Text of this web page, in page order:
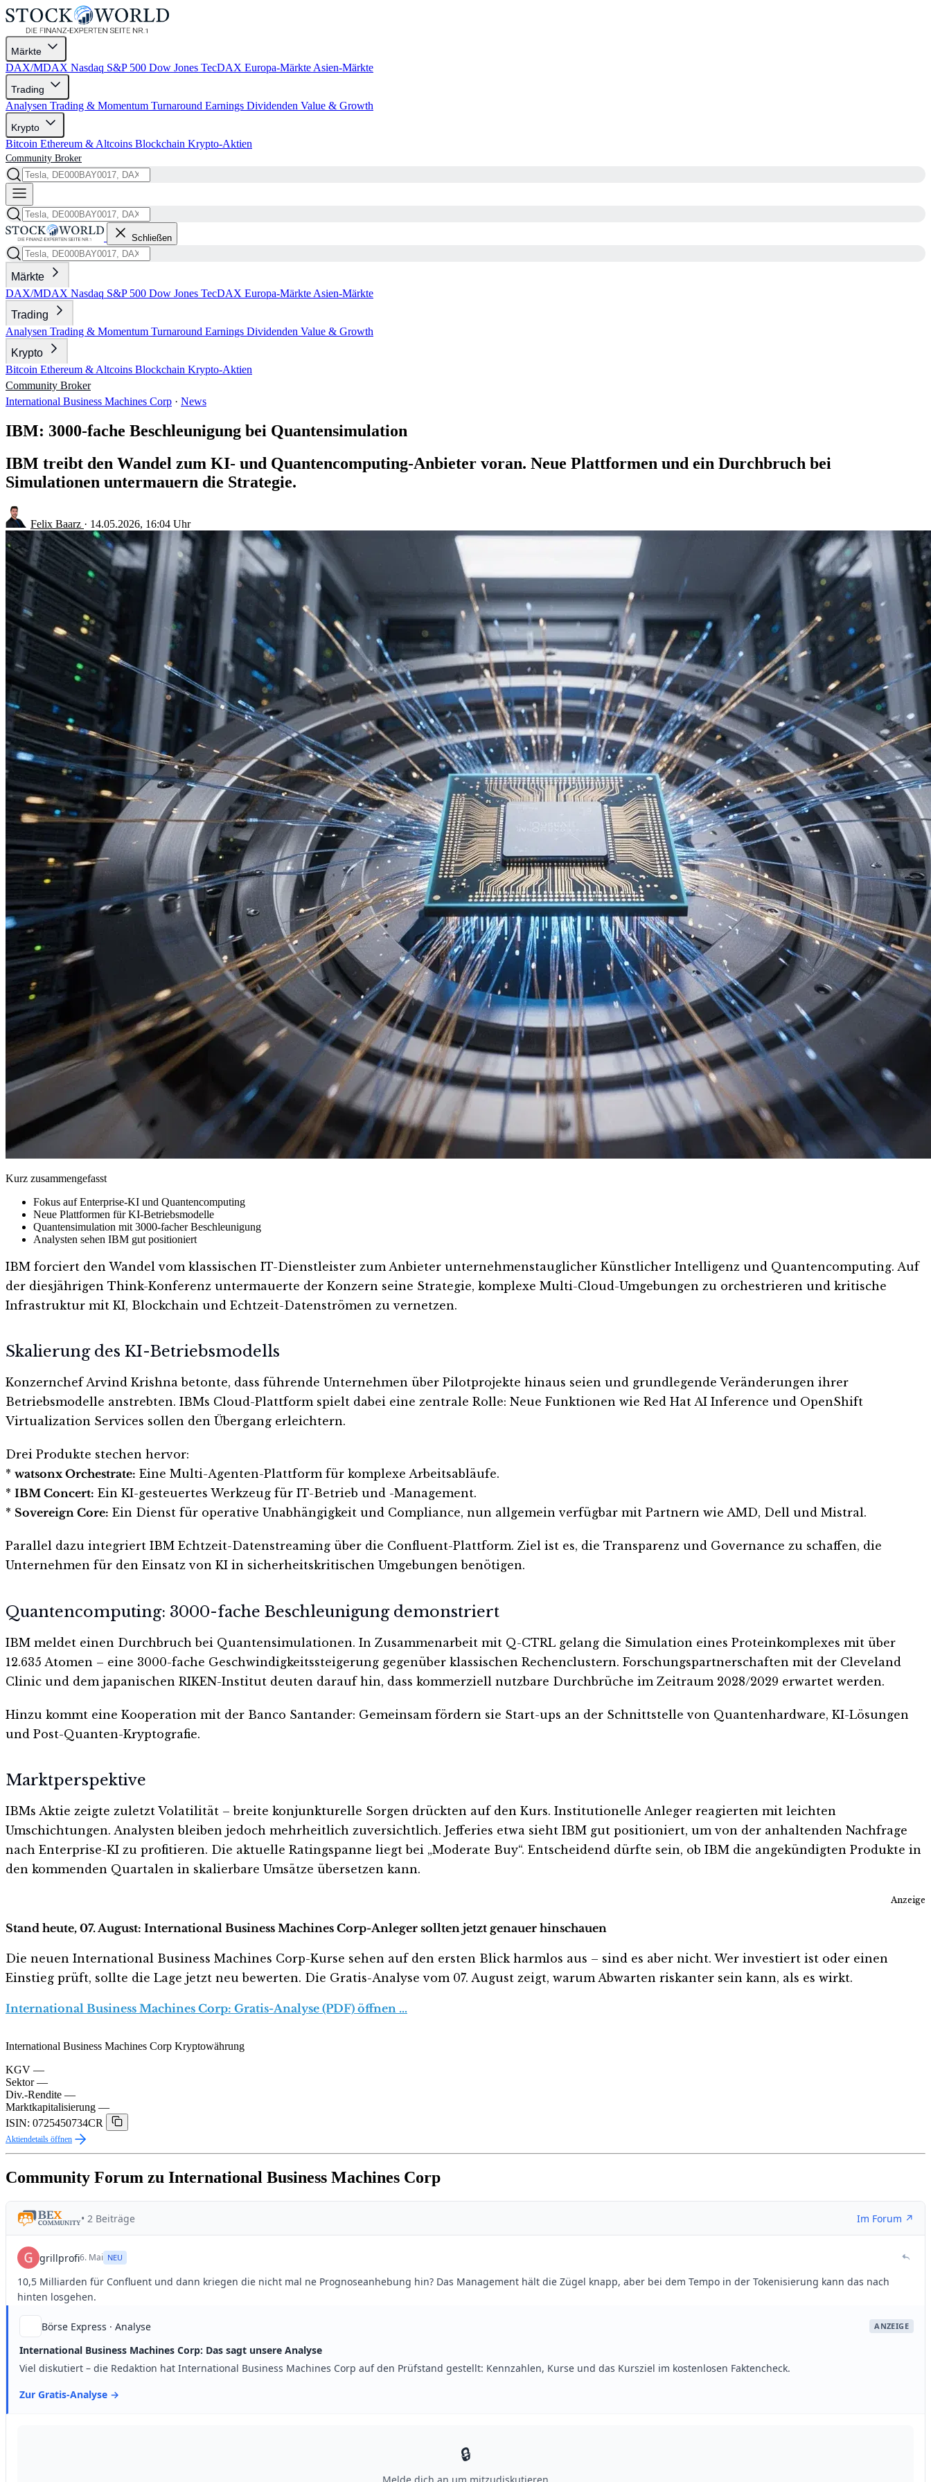
Märkte
DAX/MDAX Nasdaq S&P 500 Dow Jones TecDAX Europa-Märkte Asien-Märkte
Trading
Analysen Trading & Momentum Turnaround Earnings Dividenden Value & Growth
Krypto
Bitcoin Ethereum & Altcoins Blockchain Krypto-Aktien
Community Broker
Schließen
Märkte
DAX/MDAX Nasdaq S&P 500 Dow Jones TecDAX Europa-Märkte Asien-Märkte
Trading
Analysen Trading & Momentum Turnaround Earnings Dividenden Value & Growth
Krypto
Bitcoin Ethereum & Altcoins Blockchain Krypto-Aktien
Community Broker
International Business Machines Corp · News
IBM: 3000-fache Beschleunigung bei Quantensimulation
IBM treibt den Wandel zum KI- und Quantencomputing-Anbieter voran. Neue Plattformen und ein Durchbruch bei
Simulationen untermauern die Strategie.
Felix Baarz · 14.05.2026, 16:04 Uhr
Kurz zusammengefasst
Fokus auf Enterprise-KI und Quantencomputing
Neue Plattformen für KI-Betriebsmodelle
Quantensimulation mit 3000-facher Beschleunigung
Analysten sehen IBM gut positioniert
IBM forciert den Wandel vom klassischen IT-Dienstleister zum Anbieter unternehmenstauglicher Künstlicher Intelligenz und Quantencomputing. Auf
der diesjährigen Think-Konferenz untermauerte der Konzern seine Strategie, komplexe Multi-Cloud-Umgebungen zu orchestrieren und kritische
Infrastruktur mit KI, Blockchain und Echtzeit-Datenströmen zu vernetzen.
Skalierung des KI-Betriebsmodells
Konzernchef Arvind Krishna betonte, dass führende Unternehmen über Pilotprojekte hinaus seien und grundlegende Veränderungen ihrer
Betriebsmodelle anstrebten. IBMs Cloud-Plattform spielt dabei eine zentrale Rolle: Neue Funktionen wie Red Hat AI Inference und OpenShift
Virtualization Services sollen den Übergang erleichtern.
Drei Produkte stechen hervor:
* watsonx Orchestrate: Eine Multi-Agenten-Plattform für komplexe Arbeitsabläufe.
* IBM Concert: Ein KI-gesteuertes Werkzeug für IT-Betrieb und -Management.
* Sovereign Core: Ein Dienst für operative Unabhängigkeit und Compliance, nun allgemein verfügbar mit Partnern wie AMD, Dell und Mistral.
Parallel dazu integriert IBM Echtzeit-Datenstreaming über die Confluent-Plattform. Ziel ist es, die Transparenz und Governance zu schaffen, die
Unternehmen für den Einsatz von KI in sicherheitskritischen Umgebungen benötigen.
Quantencomputing: 3000-fache Beschleunigung demonstriert
IBM meldet einen Durchbruch bei Quantensimulationen. In Zusammenarbeit mit Q-CTRL gelang die Simulation eines Proteinkomplexes mit über
12.635 Atomen – eine 3000-fache Geschwindigkeitssteigerung gegenüber klassischen Rechenclustern. Forschungspartnerschaften mit der Cleveland
Clinic und dem japanischen RIKEN-Institut deuten darauf hin, dass kommerziell nutzbare Durchbrüche im Zeitraum 2028/2029 erwartet werden.
Hinzu kommt eine Kooperation mit der Banco Santander: Gemeinsam fördern sie Start-ups an der Schnittstelle von Quantenhardware, KI-Lösungen
und Post-Quanten-Kryptografie.
Marktperspektive
IBMs Aktie zeigte zuletzt Volatilität – breite konjunkturelle Sorgen drückten auf den Kurs. Institutionelle Anleger reagierten mit leichten
Umschichtungen. Analysten bleiben jedoch mehrheitlich zuversichtlich. Jefferies etwa sieht IBM gut positioniert, um von der anhaltenden Nachfrage
nach Enterprise-KI zu profitieren. Die aktuelle Ratingspanne liegt bei „Moderate Buy“. Entscheidend dürfte sein, ob IBM die angekündigten Produkte in
den kommenden Quartalen in skalierbare Umsätze übersetzen kann.
Anzeige
Stand heute, 07. August: International Business Machines Corp-Anleger sollten jetzt genauer hinschauen
Die neuen International Business Machines Corp-Kurse sehen auf den ersten Blick harmlos aus – sind es aber nicht. Wer investiert ist oder einen
Einstieg prüft, sollte die Lage jetzt neu bewerten. Die Gratis-Analyse vom 07. August zeigt, warum Abwarten riskanter sein kann, als es wirkt.
International Business Machines Corp: Gratis-Analyse (PDF) öffnen …
International Business Machines Corp Kryptowährung
KGV —
Sektor —
Div.-Rendite —
Marktkapitalisierung —
ISIN: 0725450734CR
Aktiendetails öffnen
Community Forum zu International Business Machines Corp